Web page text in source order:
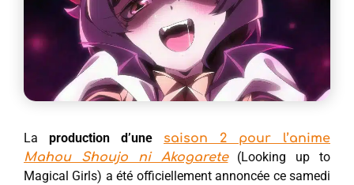
La production d’une saison 2 pour l’anime
Mahou Shoujo ni Akogarete(Looking up to
Magical Girls) a été officiellement annoncée ce samedi